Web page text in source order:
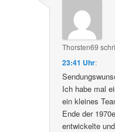
Thorsten69
23:41 Uhr:
Ich habe mal
ein kleines
Ende der
entwickelte